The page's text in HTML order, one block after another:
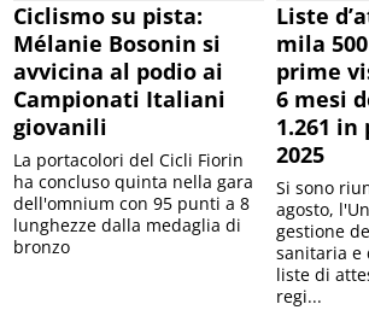
Ciclismo su pista:
Mélanie Bosonin si
avvicina al podio ai
Campionati Italiani
giovanili
La portacolori del Cicli Fiorin
ha concluso quinta nella gara
dell'omnium con 95 punti a 8
lunghezze dalla medaglia di
bronzo
Liste
mila
prime
6 mesi
1.261
2025
Si sono
agosto,
gestione
sanitaria e
liste di
regi...